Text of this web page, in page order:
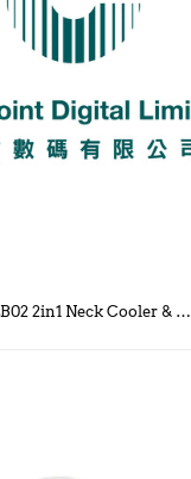
XPowerPro LB02 2in1 Neck Cooler & Heater/ 2in1 掛頸制冷及暖頸機